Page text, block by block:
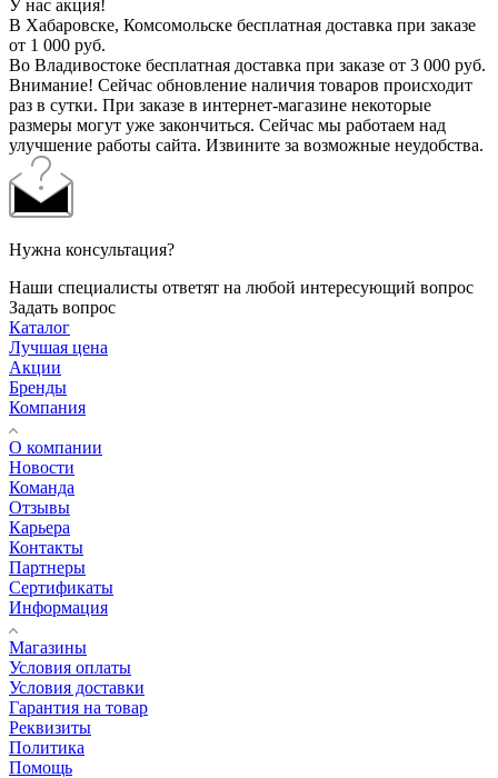
У нас акция!
В Хабаровске, Комсомольске бесплатная доставка при заказе
от 1 000 руб.
Во Владивостоке бесплатная доставка при заказе от 3 000 руб.
Внимание! Сейчас обновление наличия товаров происходит
раз в сутки. При заказе в интернет-магазине некоторые
размеры могут уже закончиться. Сейчас мы работаем над
улучшение работы сайта. Извините за возможные неудобства.
Нужна консультация?
Наши специалисты ответят на любой интересующий вопрос
Задать вопрос
Каталог
Лучшая цена
Акции
Бренды
Компания
О компании
Новости
Команда
Отзывы
Карьера
Контакты
Партнеры
Сертификаты
Информация
Магазины
Условия оплаты
Условия доставки
Гарантия на товар
Реквизиты
Политика
Помощь